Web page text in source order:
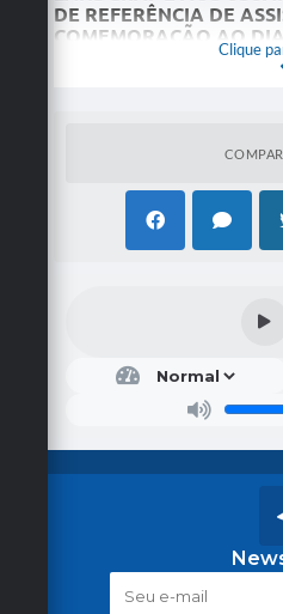
DE REFERÊNCIA DE
COMEMORAÇÃO AO
ATENDIMENTO AO DFD
FORMALIZAÇÃO DE
Clique